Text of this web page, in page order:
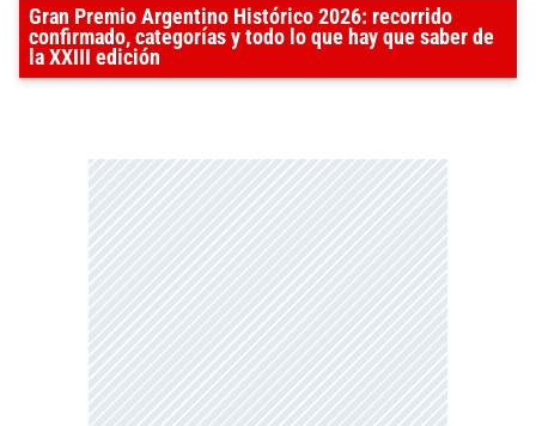
Gran Premio Argentino Histórico 2026: recorrido
confirmado, categorías y todo lo que hay que saber de
la XXIII edición